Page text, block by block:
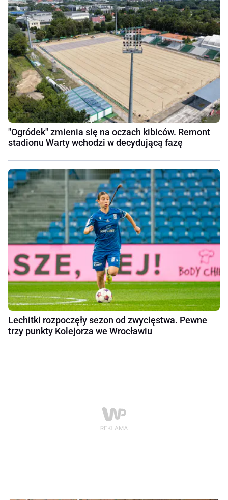
"Ogródek" zmienia się na oczach kibiców. Remont
stadionu Warty wchodzi w decydującą fazę
Lechitki rozpoczęły sezon od zwycięstwa. Pewne
trzy punkty Kolejorza we Wrocławiu